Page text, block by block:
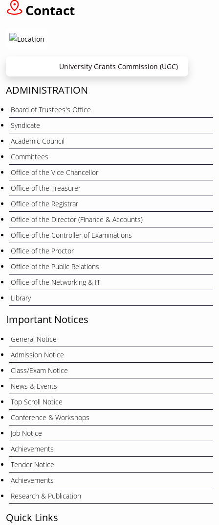
Contact
University Grants Commission (UGC)
ADMINISTRATION
Board of Trustees's Office
Syndicate
Academic Council
Committees
Office of the Vice Chancellor
Office of the Treasurer
Office of the Registrar
Office of the Director (Finance & Accounts)
Office of the Controller of Examinations
Office of the Proctor
Office of the Public Relations
Office of the Networking & IT
Library
Important Notices
General Notice
Admission Notice
Class/Exam Notice
News & Events
Top Scroll Notice
Conference & Workshops
Job Notice
Achievements
Tender Notice
Achievements
Research & Publication
Quick Links